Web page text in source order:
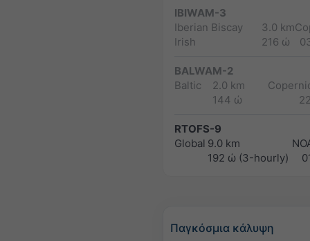
IBIWAM-3
Iberian Biscay
Irish
3.0 km
216 ώ
BALWAM-2
Baltic
2.0 km
144 ώ
RTOFS-9
Global 9.0 km
192 ώ (3-hourly)
Παγκόσμια κάλυψη